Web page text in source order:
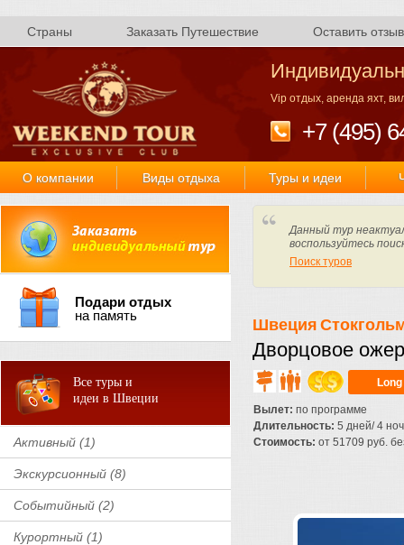
Страны Заказать Путешествие Оставить отзыв
Vip отдых, аренда яхт,
+7 (495)
О компании Виды отдыха Туры и идеи
Подари отдых
на память
Все туры и
идеи в Швеции
Активный (1)
Экскурсионный (8)
Событийный (2)
Курортный (1)
Данный тур
воспользуйтесь
Поиск туров
Швеция
Дворцовое
Вылет: по программе
Длительность: 5 дней/ 4
Стоимость: от 51709 руб.